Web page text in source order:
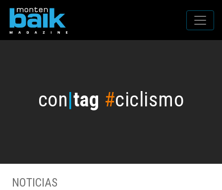
con|tag #ciclismo
NOTICIAS